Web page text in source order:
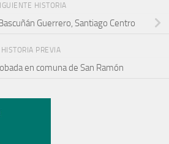
HISTORIA
Guerrero, Santiago Centro
HISTORIA PREVIA
en comuna de San Ramón